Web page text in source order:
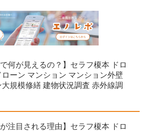
何が見えるの？】セラフ榎本 ドロ
ーン マンション マンション外壁
規模修繕 建物状況調査 赤外線調
注目される理由】セラフ榎本 ドロ